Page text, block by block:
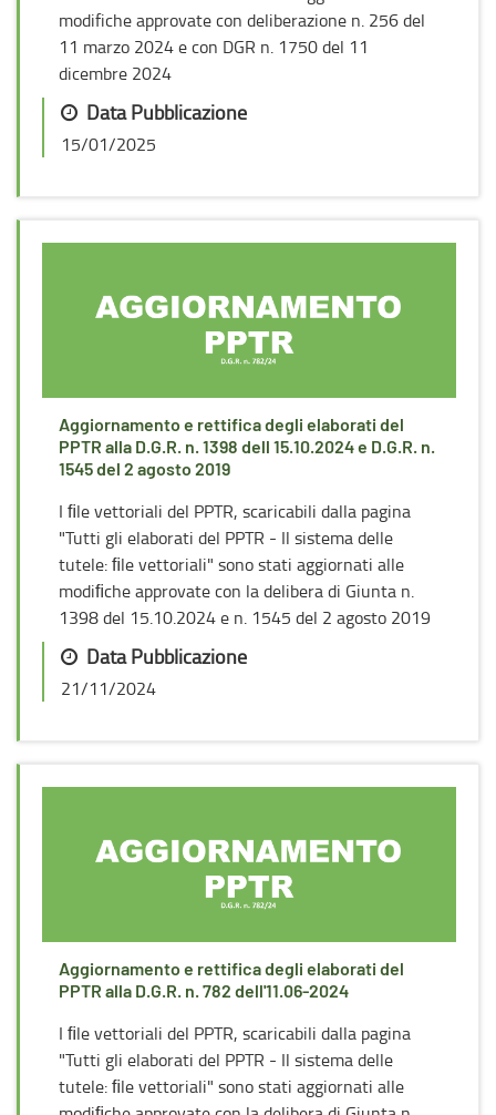
modifiche approvate con deliberazione n. 256 del
11 marzo 2024 e con DGR n. 1750 del 11
dicembre 2024
Data Pubblicazione
15/01/2025
Aggiornamento e rettifica degli elaborati del
PPTR alla D.G.R. n. 1398 dell 15.10.2024 e D.G.R. n.
1545 del 2 agosto 2019
I ﬁle vettoriali del PPTR, scaricabili dalla pagina
"Tutti gli elaborati del PPTR - Il sistema delle
tutele: ﬁle vettoriali" sono stati aggiornati alle
modiﬁche approvate con la delibera di Giunta n.
1398 del 15.10.2024 e n. 1545 del 2 agosto 2019
Data Pubblicazione
21/11/2024
Aggiornamento e rettifica degli elaborati del
PPTR alla D.G.R. n. 782 dell'11.06-2024
I ﬁle vettoriali del PPTR, scaricabili dalla pagina
"Tutti gli elaborati del PPTR - Il sistema delle
tutele: ﬁle vettoriali" sono stati aggiornati alle